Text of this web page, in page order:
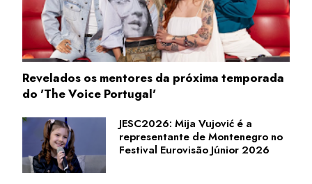
Revelados os mentores da próxima temporada
do 'The Voice Portugal'
JESC2026: Mija Vujović é a
representante de Montenegro no
Festival Eurovisão Júnior 2026